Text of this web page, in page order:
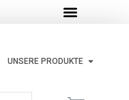
UNSERE PRODUKTE